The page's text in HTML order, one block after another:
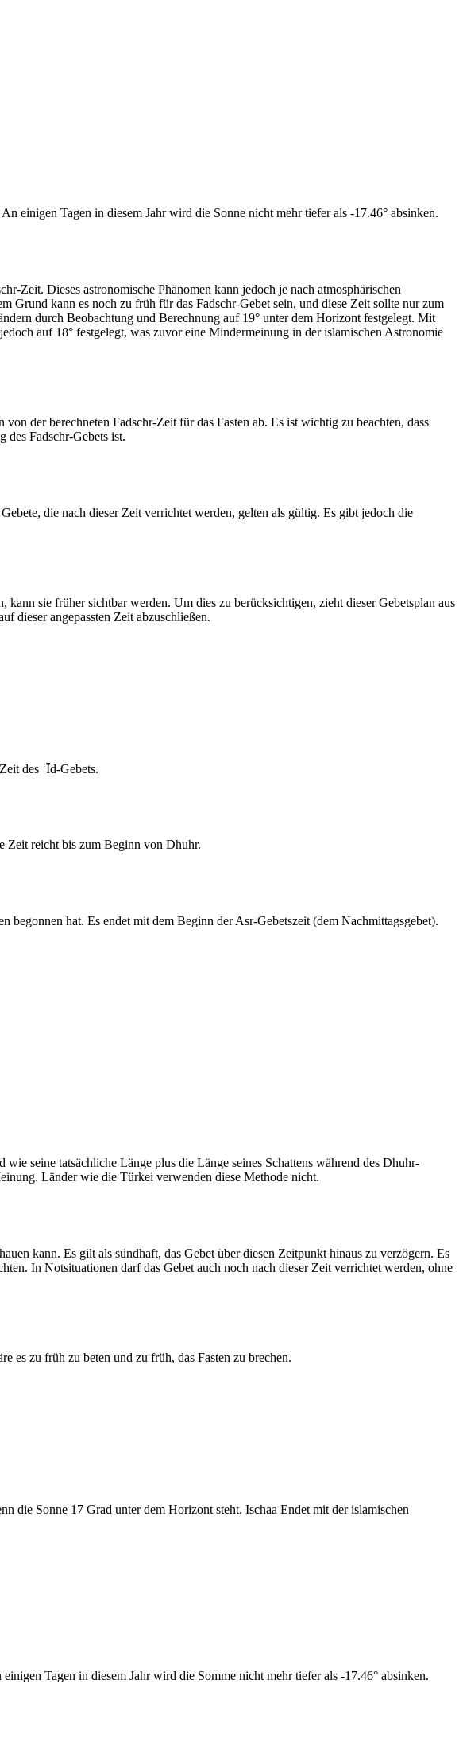
einigen Tagen in diesem Jahr wird die Sonne nicht mehr tiefer als -17.46° absinken.
Zeit. Dieses astronomische Phänomen kann jedoch je nach atmosphärischen
Grund kann es noch zu früh für das Fadschr-Gebet sein, und diese Zeit sollte nur zum
durch Beobachtung und Berechnung auf 19° unter dem Horizont festgelegt. Mit
auf 18° festgelegt, was zuvor eine Mindermeinung in der islamischen Astronomie
der berechneten Fadschr-Zeit für das Fasten ab. Es ist wichtig zu beachten, dass
des Fadschr-Gebets ist.
die nach dieser Zeit verrichtet werden, gelten als gültig. Es gibt jedoch die
sie früher sichtbar werden. Um dies zu berücksichtigen, zieht dieser Gebetsplan aus
dieser angepassten Zeit abzuschließen.
des ʿĪd-Gebets.
Zeit reicht bis zum Beginn von Dhuhr.
hat. Es endet mit dem Beginn der Asr-Gebetszeit (dem Nachmittagsgebet).
seine tatsächliche Länge plus die Länge seines Schattens während des Dhuhr-
Länder wie die Türkei verwenden diese Methode nicht.
kann. Es gilt als sündhaft, das Gebet über diesen Zeitpunkt hinaus zu verzögern. Es
In Notsituationen darf das Gebet auch noch nach dieser Zeit verrichtet werden, ohne
es zu früh zu beten und zu früh, das Fasten zu brechen.
die Sonne 17 Grad unter dem Horizont steht. Ischaa Endet mit der islamischen
Tagen in diesem Jahr wird die Somme nicht mehr tiefer als -17.46° absinken.